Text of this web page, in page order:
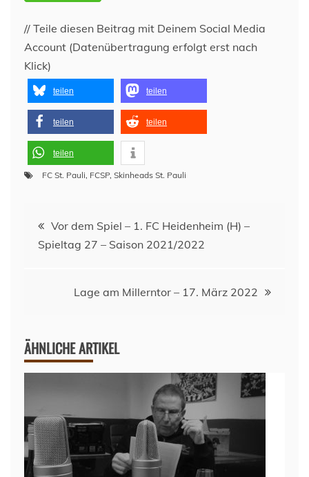
// Teile diesen Beitrag mit Deinem Social Media
Account (Datenübertragung erfolgt erst nach
Klick)
teilen teilen
teilen teilen
teilen
FC St. Pauli, FCSP, Skinheads St. Pauli
Beitragsnavigation
Vor dem Spiel – 1. FC Heidenheim (H) –
Spieltag 27 – Saison 2021/2022
Lage am Millerntor – 17. März 2022
ÄHNLICHE ARTIKEL